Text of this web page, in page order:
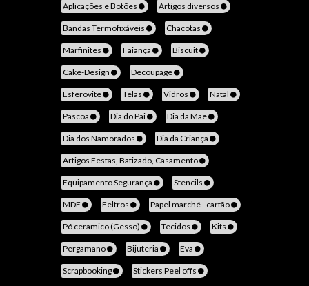
Aplicações e Botões Artigos diversos
Bandas Termofixáveis Chacotas
Marfinites Faiança Biscuit
Cake-Design Decoupage
Esferovite Telas Vidros Natal
Pascoa Dia do Pai Dia da Mãe
Dia dos Namorados Dia da Criança
Artigos Festas, Batizado, Casamento
Equipamento Segurança Stencils
MDF Feltros Papel marché - cartão
Pó ceramico (Gesso) Tecidos Kits
Pergamano Bijuteria Eva
Scrapbooking Stickers Peel offs